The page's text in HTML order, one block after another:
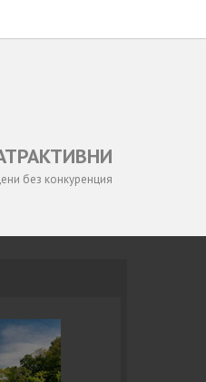
без конкуренция